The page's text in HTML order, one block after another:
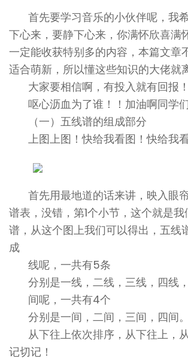
首先要学习音乐的小伙伴呢，我
下心来，要静下心来，你满怀欣喜满
一定能收获特别多的内容，本篇文章
适合萌新，所以懂这些知识的大佬就
大家要相信啊，有投入就有回报！
呕心沥血为了谁！！加油啊同学
（一）五线谱的组成部分
上图上图！快给我看图！快给我
首先用最地道的话来讲，映入眼
谱表，没错，第1个小节，这个就是
谱，从这个图上我们可以得出，五线
成
线呢，一共有5条
分别是一线，二线，三线，四线，
间呢，一共有4个
分别是一间，二间，三间，四间。
从下往上依次排序，从下往上，
记切记！